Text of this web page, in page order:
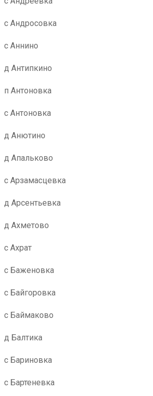
с Андросовка
с Аннино
д Антипкино
п Антоновка
с Антоновка
д Анютино
д Апальково
с Арзамасцевка
д Арсентьевка
д Ахметово
с Ахрат
с Баженовка
с Байгоровка
с Баймаково
д Балтика
с Бариновка
с Бартеневка